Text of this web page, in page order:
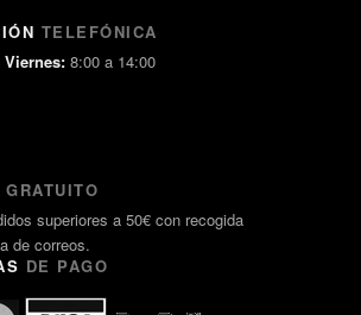
TELEFÓNICA
Viernes: 8:00 a 14:00
GRATUITO
superiores a 50€ con recogida
de correos.
DE PAGO